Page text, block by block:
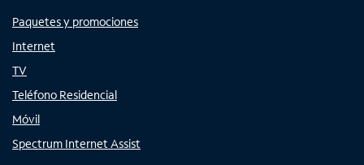
Paquetes y promociones
Internet
TV
Teléfono Residencial
Móvil
Spectrum Internet Assist